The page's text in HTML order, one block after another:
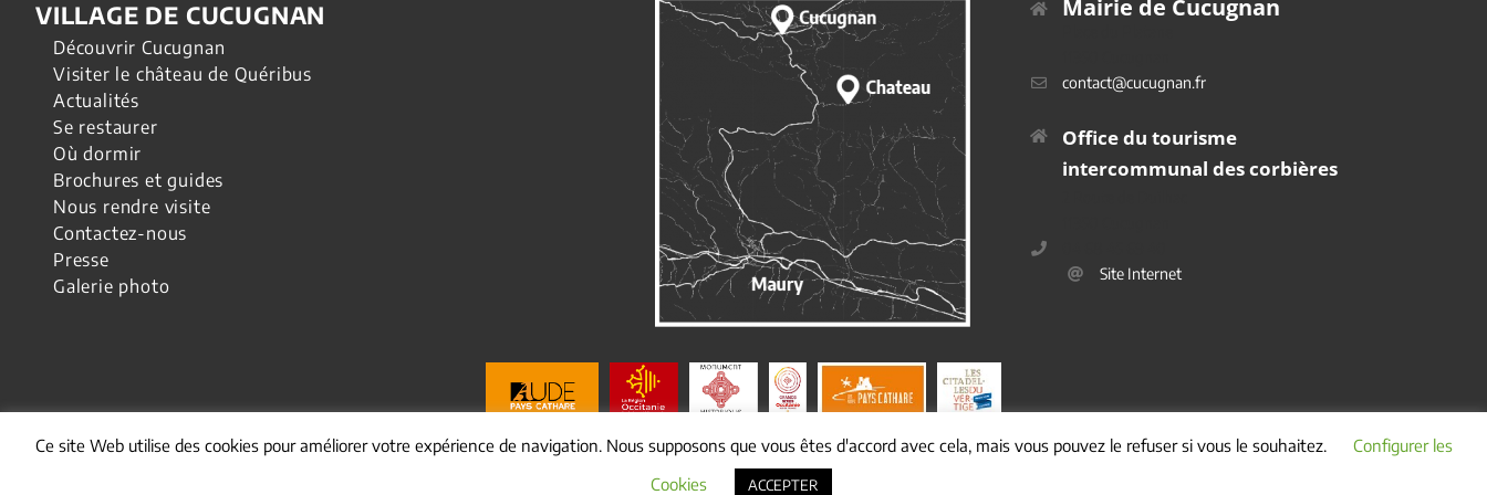
VILLAGE DE CUCUGNAN
Découvrir Cucugnan
Visiter le château de Quéribus
Actualités
Se restaurer
Où dormir
Brochures et guides
Nous rendre visite
Contactez-nous
Presse
Galerie photo
Mairie de Cucugnan
contact@cucugnan.fr
Office du tourisme
intercommunal des corbières
Site Internet
2026 Mairie de cucugnan |Mentions légales
Ce site Web utilise des cookies pour améliorer votre expérience de navigation. Nous supposons que vous êtes d'accord avec cela, mais vous pouvez le refuser si vous le souhaitez.
Configurer les
Cookies
ACCEPTER